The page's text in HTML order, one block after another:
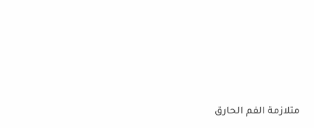
متلازمة الفم الحارق